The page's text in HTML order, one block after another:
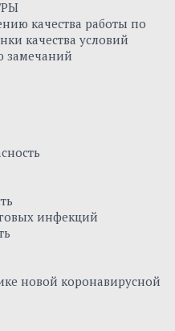
качества работы по
качества условий
замечаний
инфекций
новой коронавирусной